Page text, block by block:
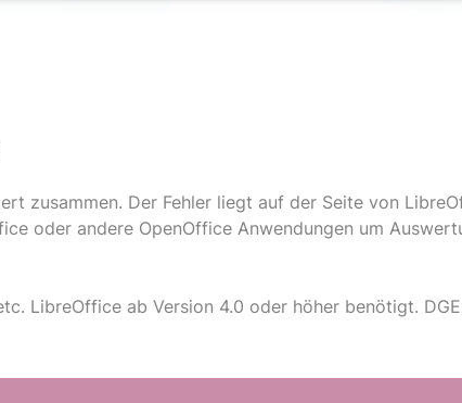
zusammen. Der Fehler liegt auf der Seite von
oder andere OpenOffice Anwendungen um
LibreOffice ab Version 4.0 oder höher benötigt.